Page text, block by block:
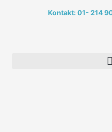
Kontakt: 01- 214